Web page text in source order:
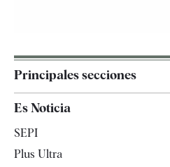
Principales secciones
España
Es Noticia
SEPI
Plus Ultra